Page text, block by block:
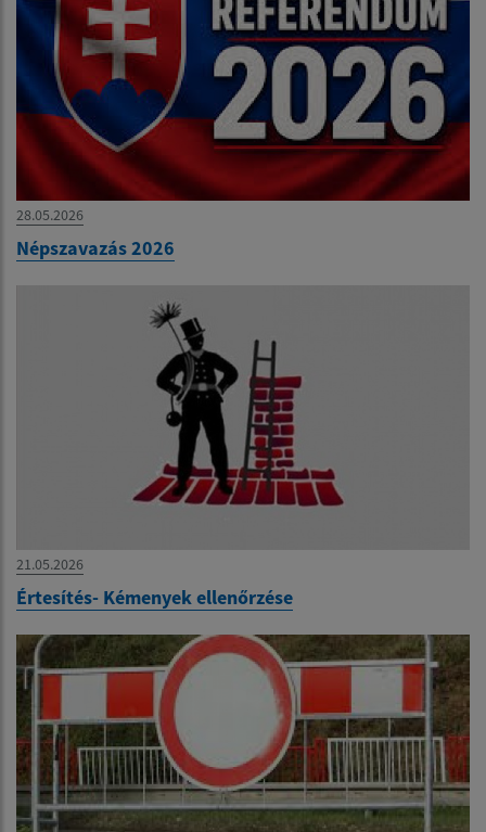
28.05.2026
Népszavazás 2026
21.05.2026
Értesítés- Kémenyek ellenőrzése